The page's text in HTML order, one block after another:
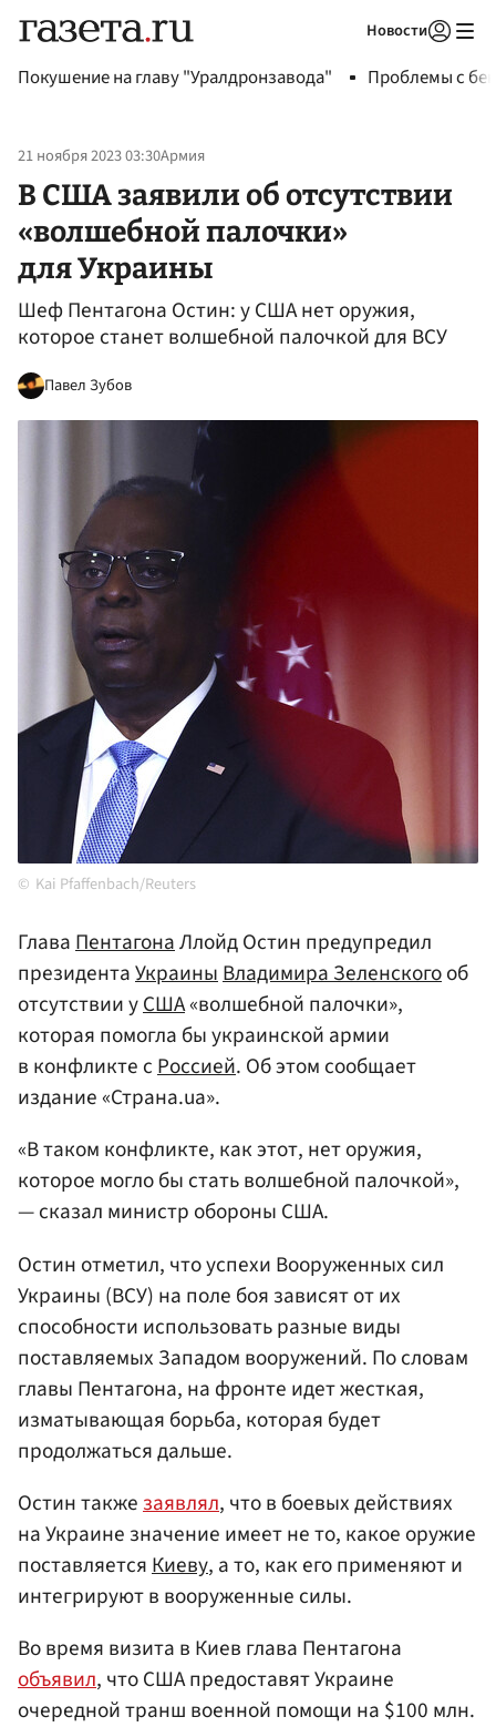
Новости
Покушение на главу "Уралдронзавода" Проблемы с
21 ноября 2023 03:30Армия
В США заявили об отсутствии
«волшебной палочки»
для Украины
Шеф Пентагона Остин: у США нет оружия,
которое станет волшебной палочкой для ВСУ
Павел Зубов
Kai Pfaffenbach/Reuters
ГлаваПентагонаЛлойд Остин предупредил
президентаУкраиныВладимира Зеленскогооб
отсутствии уСША«волшебной палочки»,
которая помогла бы украинской армии
в конфликте сРоссией. Об этом сообщает
издание «Страна.ua».
«В таком конфликте, как этот, нет оружия,
которое могло бы стать волшебной палочкой»,
— сказал министр обороны США.
Остин отметил, что успехи Вооруженных сил
Украины (ВСУ) на поле боя зависят от их
способности использовать разные виды
поставляемых Западом вооружений. По словам
главы Пентагона, на фронте идет жесткая,
изматывающая борьба, которая будет
продолжаться дальше.
Остин такжезаявлял, что в боевых действиях
на Украине значение имеет не то, какое оружие
поставляетсяКиеву, а то, как его применяют и
интегрируют в вооруженные силы.
Во время визита в Киев глава Пентагона
объявил, что США предоставят Украине
очередной транш военной помощи на $100 млн.